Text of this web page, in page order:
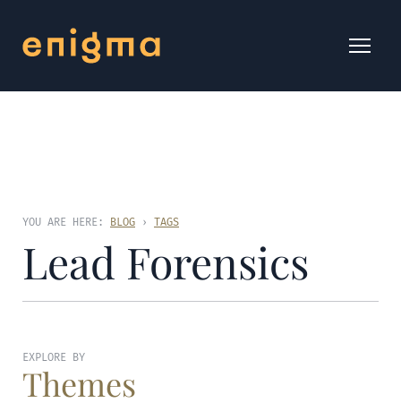
YOU ARE HERE: BLOG › TAGS
Lead Forensics
EXPLORE BY
Themes